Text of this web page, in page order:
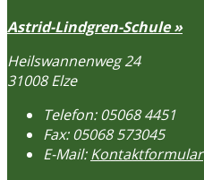
Astrid-Lindgren-Schule »
Heilswannenweg 24
31008 Elze
Telefon:05068 4451
Fax:05068 573045
E-Mail:Kontaktformular